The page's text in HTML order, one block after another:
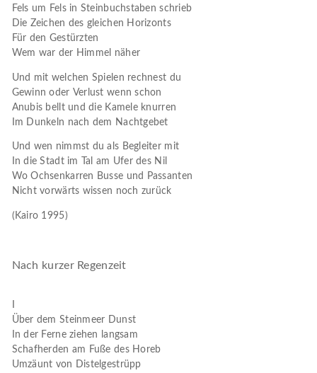
Fels um Fels in Steinbuchstaben schrieb
Die Zeichen des gleichen Horizonts
Für den Gestürzten
Wem war der Himmel näher
Und mit welchen Spielen rechnest du
Gewinn oder Verlust wenn schon
Anubis bellt und die Kamele knurren
Im Dunkeln nach dem Nachtgebet
Und wen nimmst du als Begleiter mit
In die Stadt im Tal am Ufer des Nil
Wo Ochsenkarren Busse und Passanten
Nicht vorwärts wissen noch zurück
(Kairo 1995)
Nach kurzer Regenzeit
Über dem Steinmeer Dunst
In der Ferne ziehen langsam
Schafherden am Fuße des Horeb
Umzäunt von Distelgestrüpp